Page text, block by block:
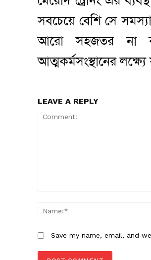
সবচেয়ে বেশি সে
আরো সহজতর না
আত্মকর্মসংস্থানের
LEAVE A REPLY
Save my name, email, and